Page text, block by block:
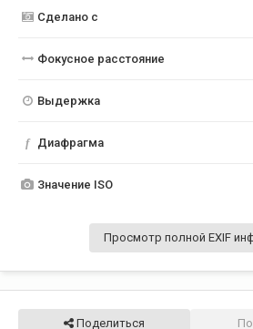
Сделано с
Фокусное расстояние
Выдержка
f Диафрагма
Значение ISO
Просмотр полной EXIF
Поделиться